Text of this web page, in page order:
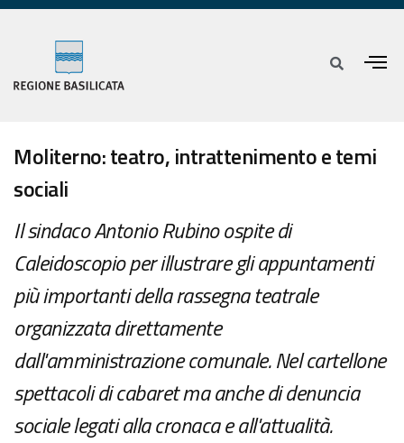
Moliterno: teatro, intrattenimento e temi
sociali
Il sindaco Antonio Rubino ospite di
Caleidoscopio per illustrare gli appuntamenti
più importanti della rassegna teatrale
organizzata direttamente
dall'amministrazione comunale. Nel cartellone
spettacoli di cabaret ma anche di denuncia
sociale legati alla cronaca e all'attualità.